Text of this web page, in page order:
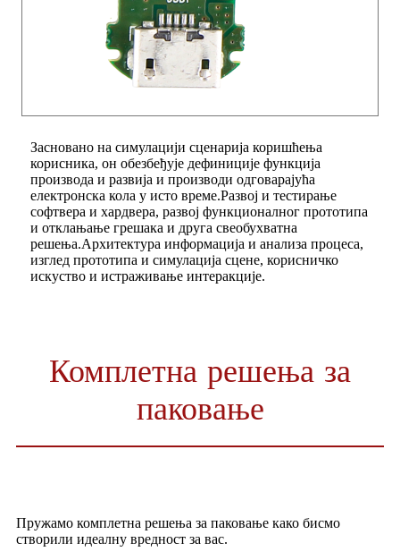
Засновано на симулацији сценарија коришћења
корисника, он обезбеђује дефиниције функција
производа и развија и производи одговарајућа
електронска кола у исто време.Развој и тестирање
софтвера и хардвера, развој функционалног прототипа
и отклањање грешака и друга свеобухватна
решења.Архитектура информација и анализа процеса,
изглед прототипа и симулација сцене, корисничко
искуство и истраживање интеракције.
Комплетна решења за
паковање
Пружамо комплетна решења за паковање како бисмо
створили идеалну вредност за вас.